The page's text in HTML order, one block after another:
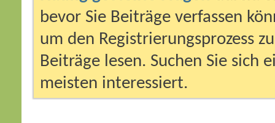
bevor Sie Beiträge verfassen
um den Registrierungsprozess
Beiträge lesen. Suchen Sie sich
meisten interessiert.